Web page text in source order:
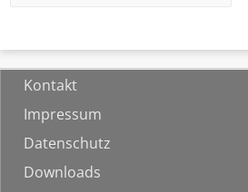
Kontakt
Impressum
Datenschutz
Downloads